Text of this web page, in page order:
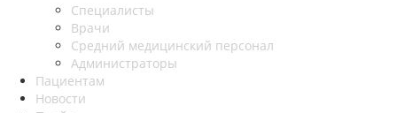
Специалисты
Врачи
Средний медицинский персонал
Администраторы
Пациентам
Новости